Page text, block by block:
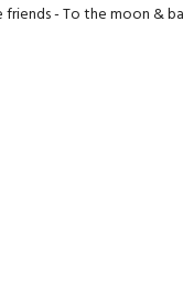
- To the moon &